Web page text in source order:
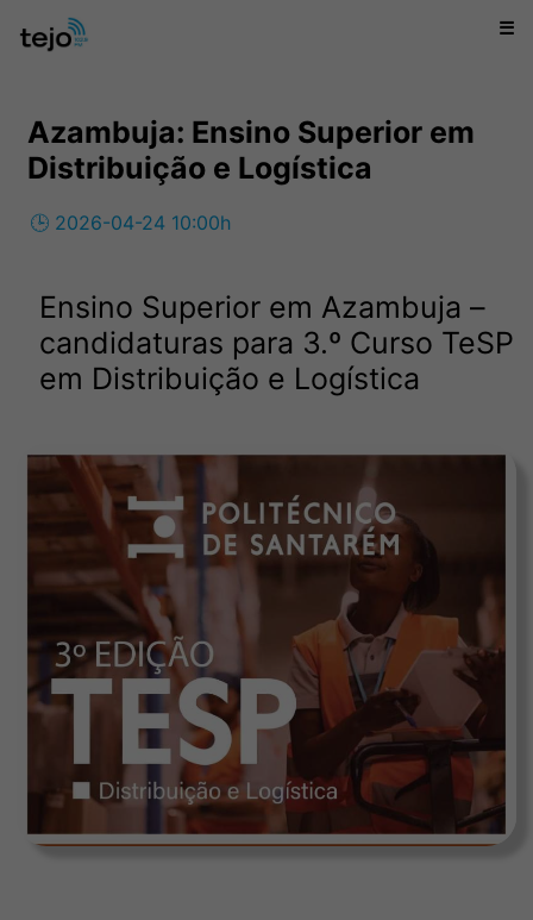
☰
Azambuja: Ensino Superior em
Distribuição e Logística
🕒 2026-04-24 10:00h
Ensino Superior em Azambuja –
candidaturas para 3.º Curso TeSP
em Distribuição e Logística